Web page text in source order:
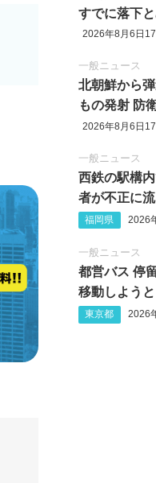
すでに落下
2026年8月6日
一般ニュース
北朝鮮から
もの発射 防
2026年8月6日
一般ニュース
西鉄の駅構
者が不正に
福岡県 2026
一般ニュース
都営バス 停
移動しよう
東京都 2026